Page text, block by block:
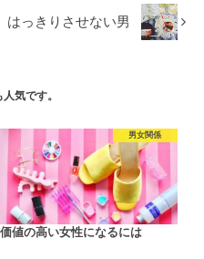
はっきりさせない男
気です。
男女関係
価値の高い女性になるには